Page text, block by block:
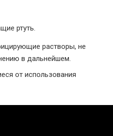
ртуть.
растворы, не
в дальнейшем.
от использования